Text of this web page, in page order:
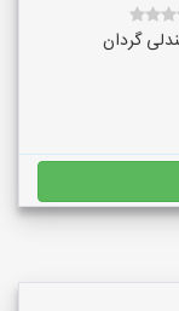
گردان